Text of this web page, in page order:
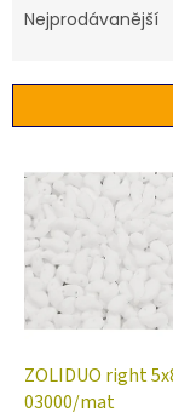
í
r
Nejprodávanější
ZOLIDUO right
03000/mat